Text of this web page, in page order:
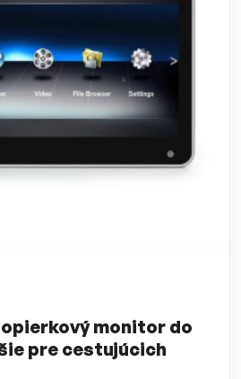
monitor do
pre cestujúcich